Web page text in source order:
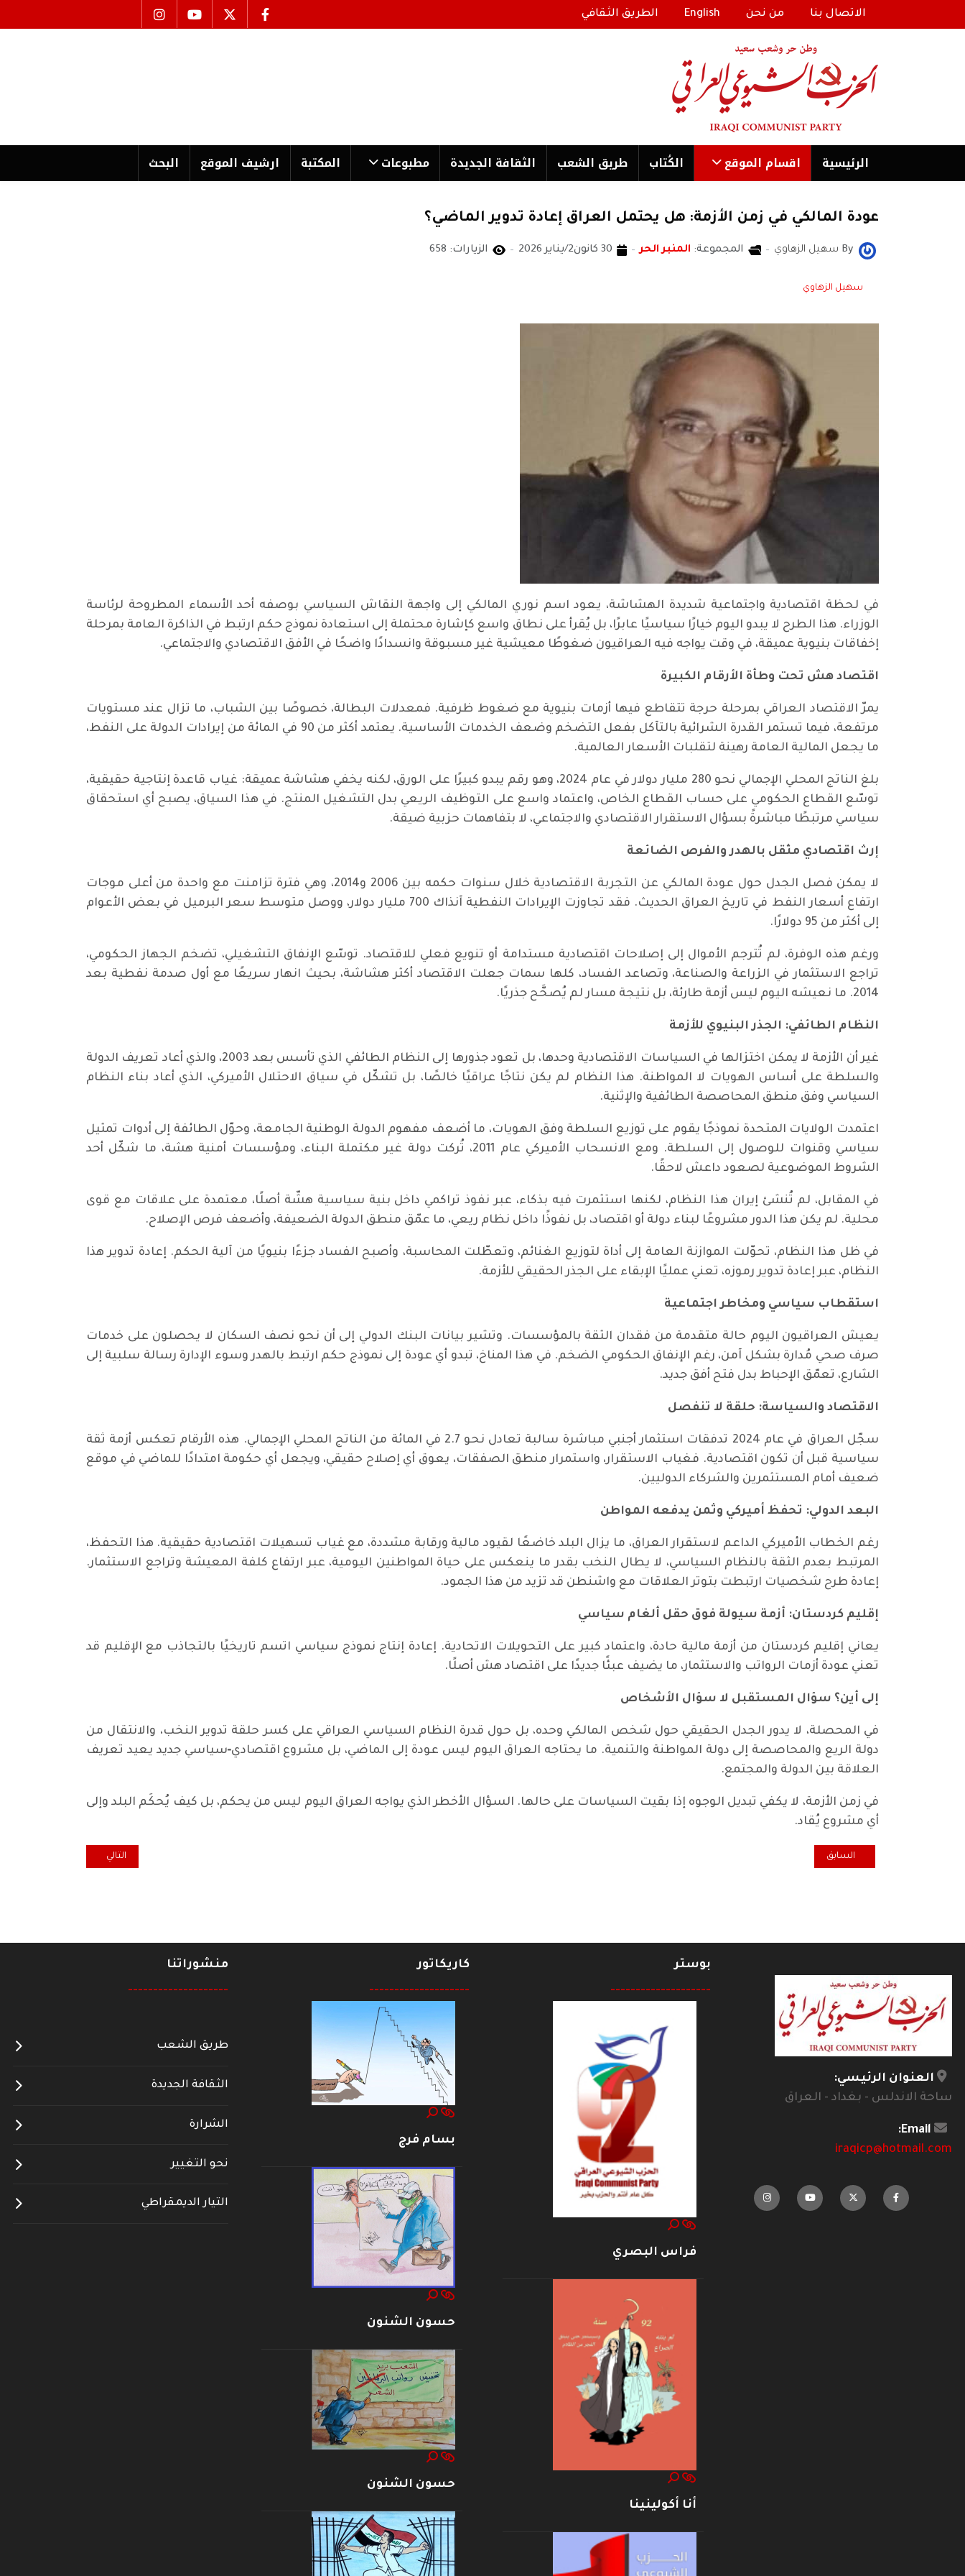
الاتصال بنا من نحن English الطريق الثقافي
الرئیسية اقسام الموقع الكُتاب طریق الشعب الثقافة الجدیدة مطبوعات المكتبة ارشیف الموقع البحث
عودة المالكي في زمن الأزمة: هل يحتمل العراق إعادة تدوير الماضي؟
By سهيل الزهاوي المجموعة: المنبر الحر 30 كانون2/يناير 2026 الزيارات: 658
سهيل الزهاوي
في لحظة اقتصادية واجتماعية شديدة الهشاشة، يعود اسم نوري المالكي إلى واجهة النقاش السياسي بوصفه أحد الأسماء المطروحة لرئاسة
الوزراء. هذا الطرح لا يبدو اليوم خيارًا سياسيًا عابرًا، بل يُقرأ على نطاق واسع كإشارة محتملة إلى استعادة نموذج حكم ارتبط في الذاكرة العامة بمرحلة
إخفاقات بنيوية عميقة، في وقت يواجه فيه العراقيون ضغوطًا معيشية غير مسبوقة وانسدادًا واضحًا في الأفق الاقتصادي والاجتماعي.
اقتصاد هش تحت وطأة الأرقام الكبيرة
يمرّ الاقتصاد العراقي بمرحلة حرجة تتقاطع فيها أزمات بنيوية مع ضغوط ظرفية. فمعدلات البطالة، خصوصًا بين الشباب، ما تزال عند مستويات
مرتفعة، فيما تستمر القدرة الشرائية بالتآكل بفعل التضخم وضعف الخدمات الأساسية. يعتمد أكثر من 90 في المائة من إيرادات الدولة على النفط،
ما يجعل المالية العامة رهينة لتقلبات الأسعار العالمية.
بلغ الناتج المحلي الإجمالي نحو 280 مليار دولار في عام 2024، وهو رقم يبدو كبيرًا على الورق، لكنه يخفي هشاشة عميقة: غياب قاعدة إنتاجية حقيقية،
توسّع القطاع الحكومي على حساب القطاع الخاص، واعتماد واسع على التوظيف الريعي بدل التشغيل المنتج. في هذا السياق، يصبح أي استحقاق
سياسي مرتبطًا مباشرةً بسؤال الاستقرار الاقتصادي والاجتماعي، لا بتفاهمات حزبية ضيقة.
إرث اقتصادي مثقل بالهدر والفرص الضائعة
لا يمكن فصل الجدل حول عودة المالكي عن التجربة الاقتصادية خلال سنوات حكمه بين 2006 و2014، وهي فترة تزامنت مع واحدة من أعلى موجات
ارتفاع أسعار النفط في تاريخ العراق الحديث. فقد تجاوزت الإيرادات النفطية آنذاك 700 مليار دولار، ووصل متوسط سعر البرميل في بعض الأعوام
إلى أكثر من 95 دولارًا.
ورغم هذه الوفرة، لم تُترجم الأموال إلى إصلاحات اقتصادية مستدامة أو تنويع فعلي للاقتصاد. توسّع الإنفاق التشغيلي، تضخم الجهاز الحكومي،
تراجع الاستثمار في الزراعة والصناعة، وتصاعد الفساد، كلها سمات جعلت الاقتصاد أكثر هشاشة، بحيث انهار سريعًا مع أول صدمة نفطية بعد
2014. ما نعيشه اليوم ليس أزمة طارئة، بل نتيجة مسار لم يُصحَّح جذريًا.
النظام الطائفي: الجذر البنيوي للأزمة
غير أن الأزمة لا يمكن اختزالها في السياسات الاقتصادية وحدها، بل تعود جذورها إلى النظام الطائفي الذي تأسس بعد 2003، والذي أعاد تعريف الدولة
والسلطة على أساس الهويات لا المواطنة. هذا النظام لم يكن نتاجًا عراقيًا خالصًا، بل تشكّل في سياق الاحتلال الأميركي، الذي أعاد بناء النظام
السياسي وفق منطق المحاصصة الطائفية والإثنية.
اعتمدت الولايات المتحدة نموذجًا يقوم على توزيع السلطة وفق الهويات، ما أضعف مفهوم الدولة الوطنية الجامعة، وحوّل الطائفة إلى أدوات تمثيل
سياسي وقنوات للوصول إلى السلطة. ومع الانسحاب الأميركي عام 2011، تُركت دولة غير مكتملة البناء، ومؤسسات أمنية هشة، ما شكّل أحد
الشروط الموضوعية لصعود داعش لاحقًا.
في المقابل، لم تُنشئ إيران هذا النظام، لكنها استثمرت فيه بذكاء، عبر نفوذ تراكمي داخل بنية سياسية هشّة أصلًا، معتمدة على علاقات مع قوى
محلية. لم يكن هذا الدور مشروعًا لبناء دولة أو اقتصاد، بل نفوذًا داخل نظام ريعي، ما عمّق منطق الدولة الضعيفة، وأضعف فرص الإصلاح.
في ظل هذا النظام، تحوّلت الموازنة العامة إلى أداة لتوزيع الغنائم، وتعطّلت المحاسبة، وأصبح الفساد جزءًا بنيويًا من آلية الحكم. إعادة تدوير هذا
النظام، عبر إعادة تدوير رموزه، تعني عمليًا الإبقاء على الجذر الحقيقي للأزمة.
استقطاب سياسي ومخاطر اجتماعية
يعيش العراقيون اليوم حالة متقدمة من فقدان الثقة بالمؤسسات. وتشير بيانات البنك الدولي إلى أن نحو نصف السكان لا يحصلون على خدمات
صرف صحي مُدارة بشكل آمن، رغم الإنفاق الحكومي الضخم. في هذا المناخ، تبدو أي عودة إلى نموذج حكم ارتبط بالهدر وسوء الإدارة رسالة سلبية إلى
الشارع، تعمّق الإحباط بدل فتح أفق جديد.
الاقتصاد والسياسة: حلقة لا تنفصل
سجّل العراق في عام 2024 تدفقات استثمار أجنبي مباشرة سالبة تعادل نحو 2.7 في المائة من الناتج المحلي الإجمالي. هذه الأرقام تعكس أزمة ثقة
سياسية قبل أن تكون اقتصادية. فغياب الاستقرار، واستمرار منطق الصفقات، يعوق أي إصلاح حقيقي، ويجعل أي حكومة امتدادًا للماضي في موقع
ضعيف أمام المستثمرين والشركاء الدوليين.
البعد الدولي: تحفظ أميركي وثمن يدفعه المواطن
رغم الخطاب الأميركي الداعم لاستقرار العراق، ما يزال البلد خاضعًا لقيود مالية ورقابة مشددة، مع غياب تسهيلات اقتصادية حقيقية. هذا التحفظ،
المرتبط بعدم الثقة بالنظام السياسي، لا يطال النخب بقدر ما ينعكس على حياة المواطنين اليومية، عبر ارتفاع كلفة المعيشة وتراجع الاستثمار.
إعادة طرح شخصيات ارتبطت بتوتر العلاقات مع واشنطن قد تزيد من هذا الجمود.
إقليم كردستان: أزمة سيولة فوق حقل ألغام سياسي
يعاني إقليم كردستان من أزمة مالية حادة، واعتماد كبير على التحويلات الاتحادية. إعادة إنتاج نموذج سياسي اتسم تاريخيًا بالتجاذب مع الإقليم قد
تعني عودة أزمات الرواتب والاستثمار، ما يضيف عبئًا جديدًا على اقتصاد هش أصلًا.
إلى أين؟ سؤال المستقبل لا سؤال الأشخاص
في المحصلة، لا يدور الجدل الحقيقي حول شخص المالكي وحده، بل حول قدرة النظام السياسي العراقي على كسر حلقة تدوير النخب، والانتقال من
دولة الريع والمحاصصة إلى دولة المواطنة والتنمية. ما يحتاجه العراق اليوم ليس عودة إلى الماضي، بل مشروع اقتصادي‑سياسي جديد يعيد تعريف
العلاقة بين الدولة والمجتمع.
في زمن الأزمة، لا يكفي تبديل الوجوه إذا بقيت السياسات على حالها. السؤال الأخطر الذي يواجه العراق اليوم ليس من يحكم، بل كيف يُحكَم البلد وإلى
أي مشروع يُقاد.
المقال السابق: لم تعد الدول الصغيرة آمنة دون قوانين رادعة
السابق المقال التالي: المناخ العراقي:
التالي
العنوان الرئيسي:
ساحة الاندلس - بغداد - العراق
Email:
iraqicp@hotmail.com
بوستر
--------------------
فراس البصري
أنا أكولينينا
كاريكاتور
--------------------
بسام فرج
حسون الشنون
حسون الشنون
منشوراتنا
--------------------
طريق الشعب
الثقافة الجديدة
الشرارة
نحو التغيير
التيار الديمقراطي